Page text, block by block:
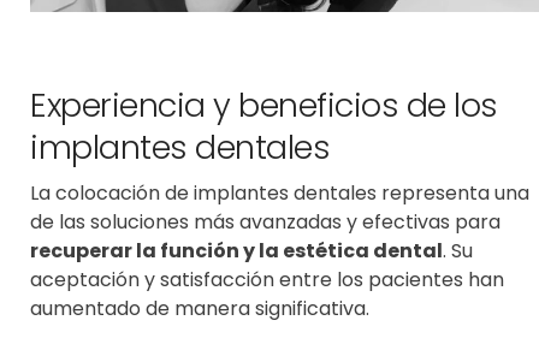
Experiencia y beneficios de los
implantes dentales
La colocación de implantes dentales representa una
de las soluciones más avanzadas y efectivas para
recuperar la función y la estética dental. Su
aceptación y satisfacción entre los pacientes han
aumentado de manera significativa.